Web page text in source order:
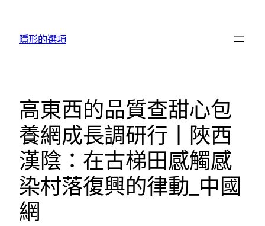
隱形的選項
高東西的品質查甜心包
養網成長調研行丨陜西
漢陰：在古梯田感觸感
染村落復興的律動_中國
網